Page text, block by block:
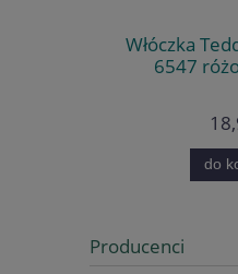
Włóczka
6547
do
Producenci